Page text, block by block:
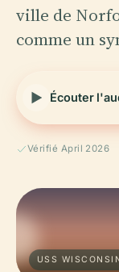
ville de
comme un
Écouter
Vérifié April 2026
USS